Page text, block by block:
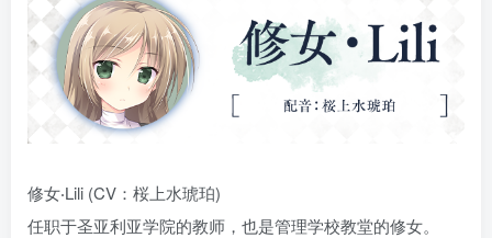
修女‧Lili (CV：桜上水琥珀)
任职于圣亚利亚学院的教师，也是管理学校教堂的修女。